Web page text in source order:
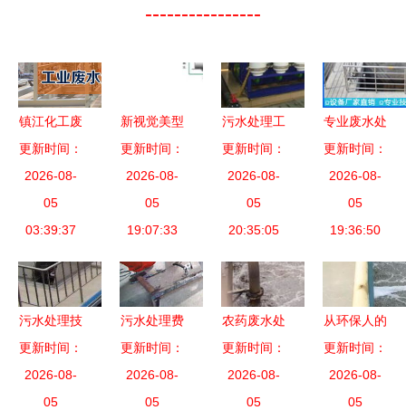
----------------
镇江化工废
水处理厂家
解锁环保新
篇章，守护
绿水青山
更新时间：
2026-08-
05
03:39:37
新视觉美型
时尚系统柜
在污水处理
中的创新应
用与视觉设
更新时间：
2026-08-
05
19:07:33
污水处理工
艺选择的核
心要素与指
南
更新时间：
2026-08-
05
20:35:05
专业废水处
理服务 守
护环境，助
力可持续发
展之路
更新时间：
2026-08-
05
19:36:50
污水处理技
术之滤料使
用知识大全
更新时间：
2026-08-
05
污水处理费
怎么收，需
要算大账
更新时间：
2026-08-
05
农药废水处
理 淄博与
苏州产业协
同中的技术
更新时间：
2026-08-
05
从环保人的
角度，认识
污水处理工
艺选择时考
更新时间：
2026-08-
05